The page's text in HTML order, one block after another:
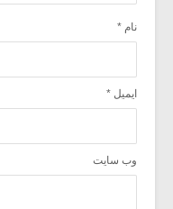
نام *
ایمیل *
وب‌ سایت